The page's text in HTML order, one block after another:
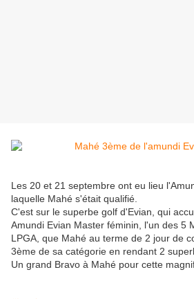
Les 20 et 21 septembre ont eu lieu
laquelle Mahé s'était qualifié.
C'est sur le superbe golf d'Evian, qui
Amundi Evian Master féminin, l'un des 5
LPGA, que Mahé au terme de 2 jour de
3ème de sa catégorie en rendant 2
Un grand Bravo à Mahé pour cette